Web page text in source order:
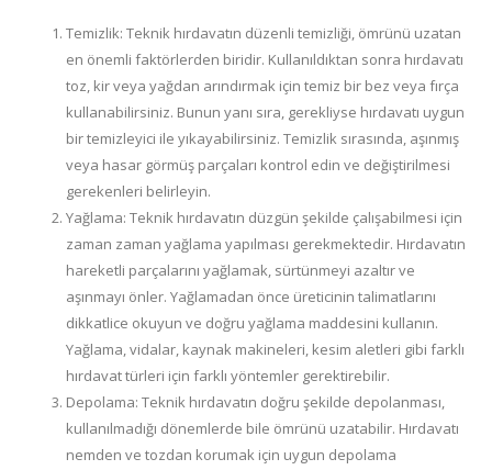
Temizlik: Teknik hırdavatın düzenli temizliği, ömrünü uzatan
en önemli faktörlerden biridir. Kullanıldıktan sonra hırdavatı
toz, kir veya yağdan arındırmak için temiz bir bez veya fırça
kullanabilirsiniz. Bunun yanı sıra, gerekliyse hırdavatı uygun
bir temizleyici ile yıkayabilirsiniz. Temizlik sırasında, aşınmış
veya hasar görmüş parçaları kontrol edin ve değiştirilmesi
gerekenleri belirleyin.
Yağlama: Teknik hırdavatın düzgün şekilde çalışabilmesi için
zaman zaman yağlama yapılması gerekmektedir. Hırdavatın
hareketli parçalarını yağlamak, sürtünmeyi azaltır ve
aşınmayı önler. Yağlamadan önce üreticinin talimatlarını
dikkatlice okuyun ve doğru yağlama maddesini kullanın.
Yağlama, vidalar, kaynak makineleri, kesim aletleri gibi farklı
hırdavat türleri için farklı yöntemler gerektirebilir.
Depolama: Teknik hırdavatın doğru şekilde depolanması,
kullanılmadığı dönemlerde bile ömrünü uzatabilir. Hırdavatı
nemden ve tozdan korumak için uygun depolama